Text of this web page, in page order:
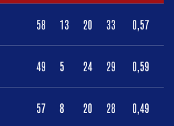
58 13 20 33 0,57
49 5 24 29 0,59
57 8 20 28 0,49